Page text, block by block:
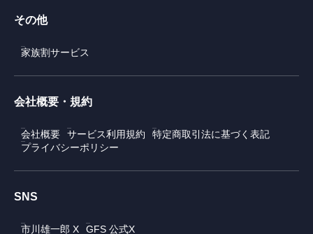
その他
家族割サービス
会社概要・規約
会社概要 サービス利用規約
特定商取引法に基づく表記
プライバシーポリシー
SNS
市川雄一郎 X GFS 公式X